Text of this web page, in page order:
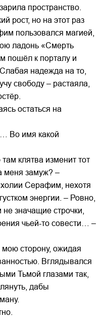
пространство.
рост, но на этот раз
пользовался магией,
ладонь «Смерть
пошёл к порталу и
надежда на то,
свободу – растаяла,
остаться на
Во имя какой
клятва изменит тот
меня замуж? –
Серафим, нехотя
энергии. – Ровно,
не значащие строчки,
чьей-то совести… –
мою сторону, ожидая
Вглядывался
Тьмой глазами так,
дабы